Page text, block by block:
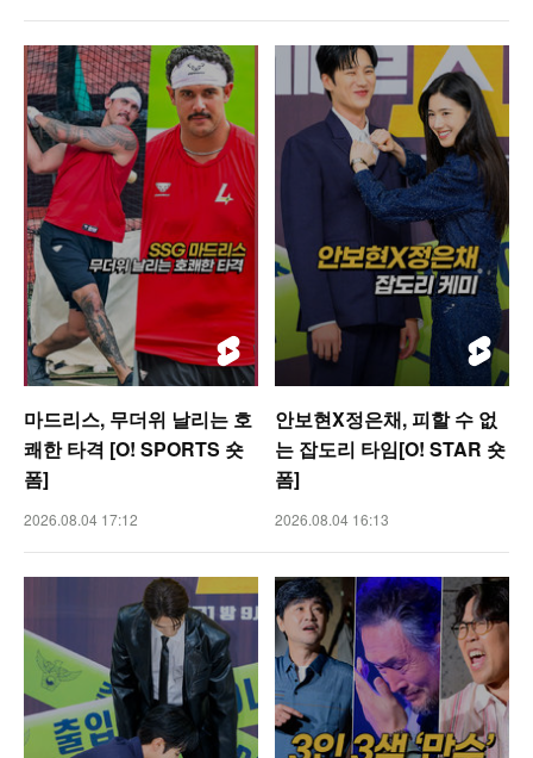
마드리스, 무더위 날리는 호
쾌한 타격 [O! SPORTS 숏
폼]
2026.08.04 17:12
안보현X정은채, 피할 수 없
는 잡도리 타임[O! STAR 숏
폼]
2026.08.04 16:13